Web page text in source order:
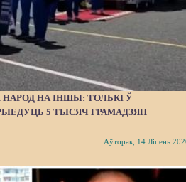
НА ІНШЫ: ТОЛЬКІ Ў
5 ТЫСЯЧ ГРАМАДЗЯН
Аўторак, 14 Ліпень